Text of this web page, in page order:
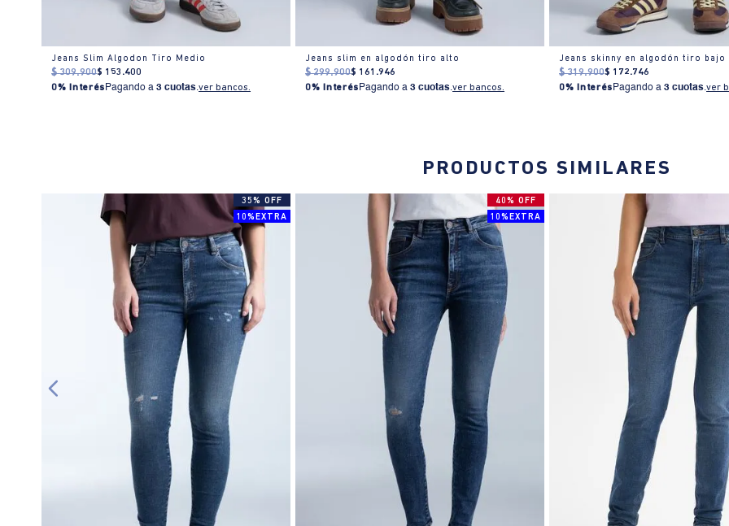
Jeans Slim Algodon Tiro Medio
$ 309.900$ 153 .400
0% Interés Pagando a3 cuotas.ver bancos.
Jeans slim en algodón tiro alto
$ 299.900$ 161 .946
0% Interés Pagando a3 cuotas.ver bancos.
Jeans skinny en algodón tiro bajo
$ 319.900$ 172.746
0% Interés Pagando a3 cuotas.ver
PRODUCTOS SIMILARES
35% OFF
10%EXTRA
40% OFF
10%EXTRA